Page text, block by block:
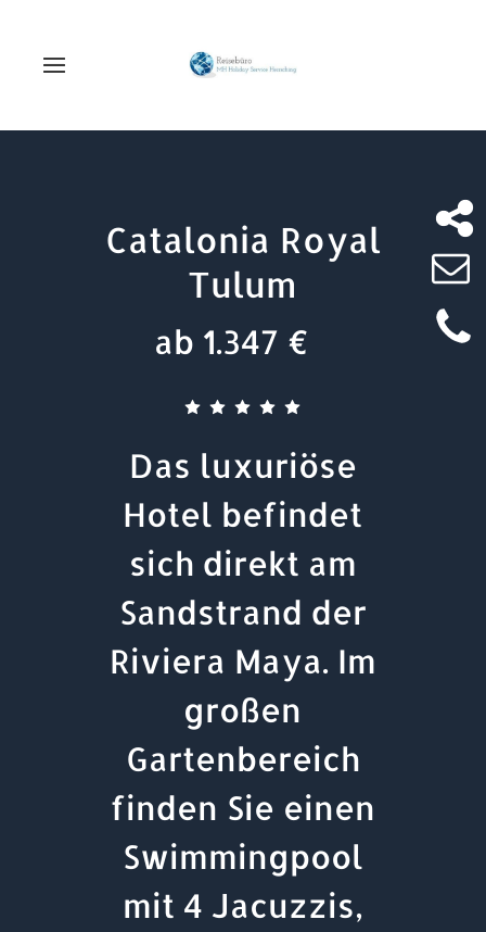
Catalonia Royal
Tulum
ab 1.347 €
Das luxuriöse
Hotel befindet
sich direkt am
Sandstrand der
Riviera Maya. Im
großen
Gartenbereich
finden Sie einen
Swimmingpool
mit 4 Jacuzzis,